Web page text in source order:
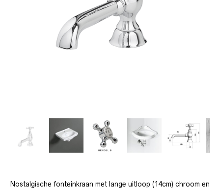
Nostalgische fonteinkraan met lange uitloop (14cm) chroom en